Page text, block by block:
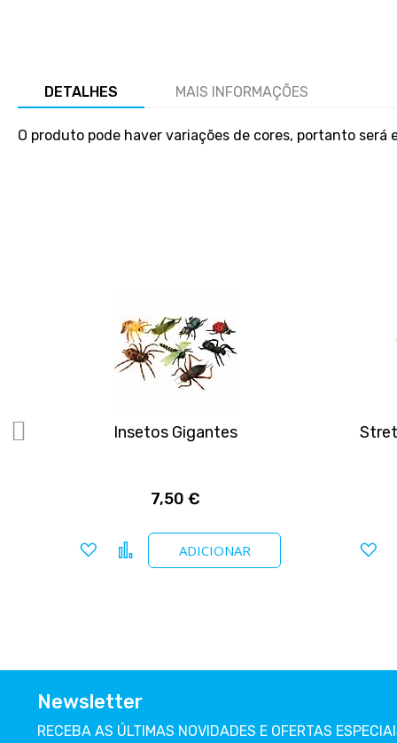
galeria
de
DETALHES
O produto pode haver variações de cores, portanto
MAIS INFORMAÇÕES
Insetos Gigantes
7,50 €
ADICIONAR
Adicionar a favoritos
Comparar
Newsletter
RECEBA AS ÚLTIMAS NOVIDADES E OFERTAS